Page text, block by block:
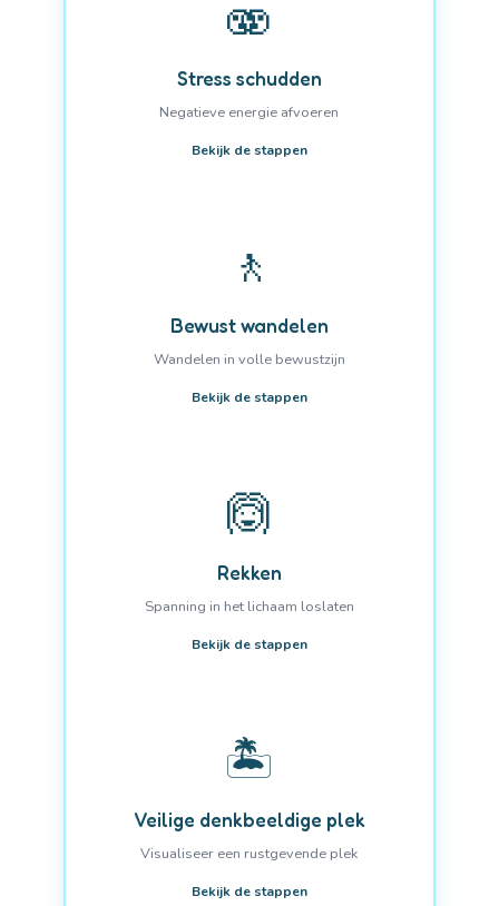
🫨
Stress schudden
Negatieve energie afvoeren
Bekijk de stappen
🚶
Bewust wandelen
Wandelen in volle bewustzijn
Bekijk de stappen
🙆
Rekken
Spanning in het lichaam loslaten
Bekijk de stappen
🏝️
Veilige denkbeeldige plek
Visualiseer een rustgevende plek
Bekijk de stappen